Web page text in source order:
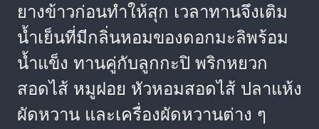
ยางข้าวก่อนทำให้สุก เวลาทานจึงเติม
น้ำเย็นที่มีกลิ่นหอมของดอกมะลิพร้อม
น้ำแข็ง ทานคู่กับลูกกะปิ พริกหยวก
สอดไส้ หมูฝอย หัวหอมสอดไส้ ปลาแห้ง
ผัดหวาน และเครื่องผัดหวานต่าง ๆ